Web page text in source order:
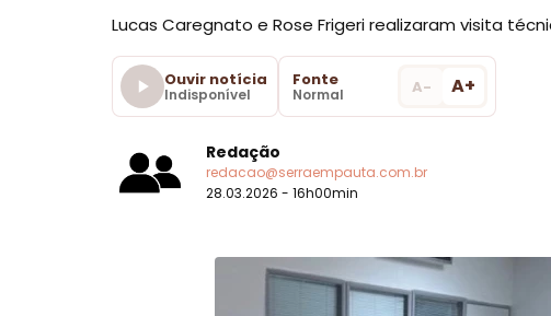
Lucas Caregnato e Rose Frigeri realizaram visita
Ouvir notícia
Indisponível
Fonte
Normal A- A+
Redação
redacao@serraempauta.com.br
28.03.2026 - 16h00min